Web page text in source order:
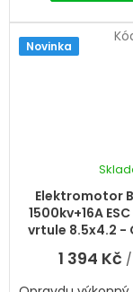
Novinka
Elektromotor
1500kv+16A
vrtule 8.5x4.2 -
T-Motor
1 394 Kč